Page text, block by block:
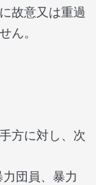
故意又は重過
ん。
方に対し、次
団員、暴力